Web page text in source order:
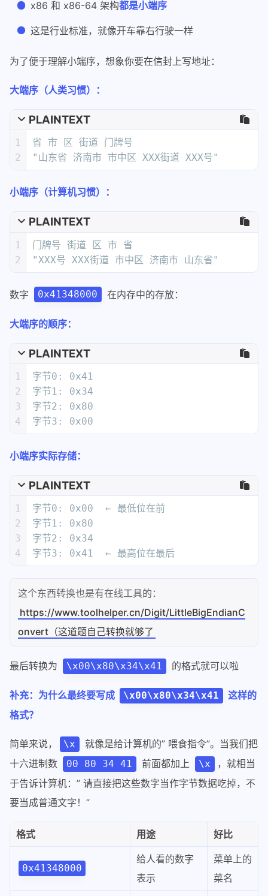
x86 和 x86-64 架构都是小端序
这是行业标准，就像开车靠右行驶一样
为了便于理解小端序，想象你要在信封上写地址：
大端序（人类习惯）：
PLAINTEXT
1
2
省 市 区 街道 门牌号
"山东省 济南市 市中区 XXX街道 XXX号"
小端序（计算机习惯）：
PLAINTEXT
1
2
门牌号 街道 区 市 省
"XXX号 XXX街道 市中区 济南市 山东省"
数字 0x41348000 在内存中的存放：
大端序的顺序：
PLAINTEXT
1
2
3
4
字节0: 0x41
字节1: 0x34
字节2: 0x80
字节3: 0x00
小端序实际存储：
PLAINTEXT
1
2
3
4
字节0: 0x00  ← 最低位在前
字节1: 0x80
字节2: 0x34
字节3: 0x41  ← 最高位在最后
这个东西转换也是有在线工具的：
https://www.toolhelper.cn/Digit/LittleBigEndianC
onvert（这道题自己转换就够了
最后转换为 \x00\x80\x34\x41 的格式就可以啦
补充：为什么最终要写成 \x00\x80\x34\x41
这样的
格式？
简单来说， \x
就像是给计算机的” 喂食指令”。当我们把
十六进制数
00 80 34 41 前面都加上 \x
，就相当
于告诉计算机：” 请直接把这些数字当作字节数据吃掉，不
要当成普通文字！”
格式 用途 好比
0x41348000
给人看的数字
表示
菜单上的
菜名